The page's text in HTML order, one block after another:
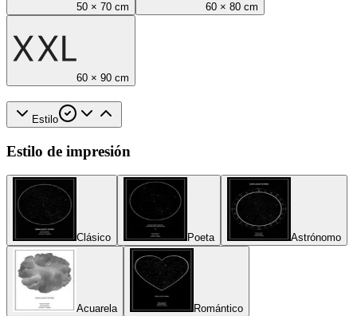
50 × 70 cm 60 × 80 cm
60 × 90 cm
Estilo
Estilo de impresión
Clásico Poeta Astrónomo
Acuarela Romántico